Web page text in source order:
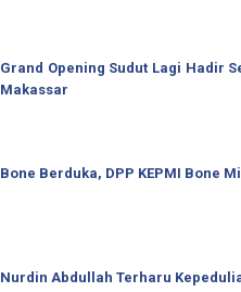
Grand Opening Sudut Lagi Hadir
Makassar
Bone Berduka, DPP KEPMI Bone
Nurdin Abdullah Terharu